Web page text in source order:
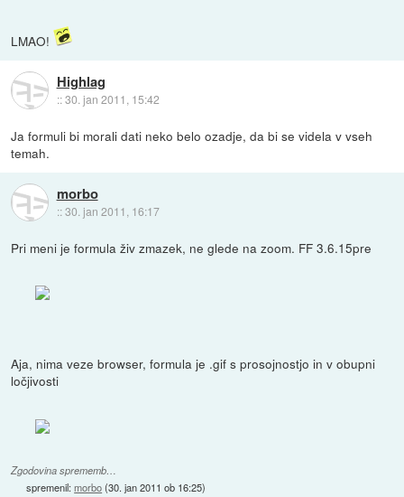
LMAO!
Highlag
::30. jan 2011, 15:42
Ja formuli bi morali dati neko belo ozadje, da bi se videla v vseh
temah.
morbo
::30. jan 2011, 16:17
Pri meni je formula živ zmazek, ne glede na zoom. FF 3.6.15pre
Aja, nima veze browser, formula je .gif s prosojnostjo in v obupni
ločjivosti
Zgodovina sprememb…
spremenil:morbo(30. jan 2011 ob 16:25)